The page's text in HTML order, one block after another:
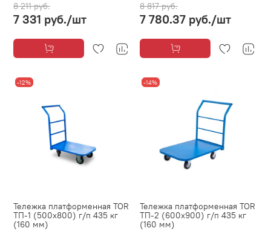
8 211 руб.
7 331 руб./шт
8 817 руб.
7 780.37 руб./шт
-12%
Тележка платформенная TOR
ТП-1 (500х800) г/п 435 кг
(160 мм)
-14%
Тележка платформенная TOR
ТП-2 (600х900) г/п 435 кг
(160 мм)